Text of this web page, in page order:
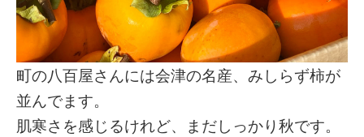
町の八百屋さんには会津の名産、みしらず柿が
並んでます。
肌寒さを感じるけれど、まだしっかり秋です。